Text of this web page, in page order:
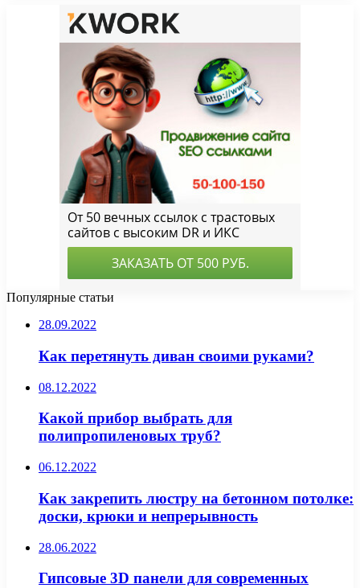
Популярные статьи
28.09.2022
Как перетянуть диван своими руками?
08.12.2022
Какой прибор выбрать для
полипропиленовых труб?
06.12.2022
Как закрепить люстру на бетонном потолке:
доски, крюки и непрерывность
28.06.2022
Гипсовые 3D панели для современных